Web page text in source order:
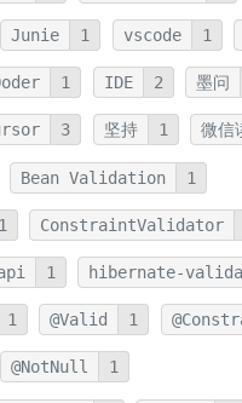
Junie 1 vscode 1
1 IDE 2 墨问
3 坚持 1 微信
Bean Validation 1
1 ConstraintValidator
1 hibernate-
1 @Valid 1
@NotNull 1